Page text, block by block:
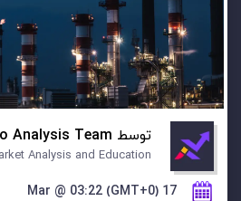
توسط Analysis Team
Analysis and Education
17 Mar @ 03:22 (GMT+0)